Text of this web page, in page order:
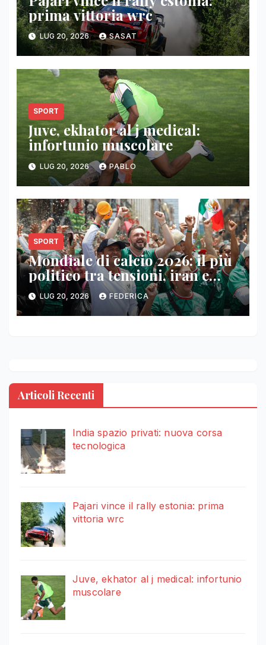
prima vittoria wrc
LUG 20, 2026 SASAT
SPORT
Juve, ekhator al j medical:
infortunio muscolare
LUG 20, 2026 PABLO
SPORT
Mondiale di calcio 2026: il più
politico tra tensioni, iran e
falkland
LUG 20, 2026 FEDERICA
Articoli Recenti
India spazio privati: nuova corsa
tecnologica
Pajari vince il rally estonia: prima
vittoria wrc
Juve, ekhator al j medical: infortunio
muscolare